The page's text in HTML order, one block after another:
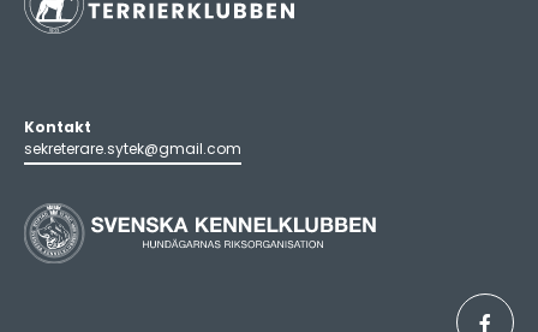
Kontakt
sekreterare.sytek@gmail.com